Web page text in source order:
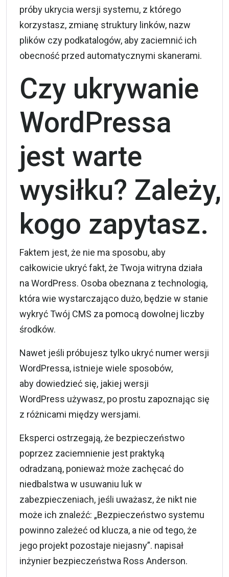
próby ukrycia wersji systemu, z którego
korzystasz, zmianę struktury linków, nazw
plików czy podkatalogów, aby zaciemnić ich
obecność przed automatycznymi skanerami.
Czy ukrywanie
WordPressa
jest warte
wysiłku? Zależy,
kogo zapytasz.
Faktem jest, że nie ma sposobu, aby
całkowicie ukryć fakt, że Twoja witryna działa
na WordPress. Osoba obeznana z technologią,
która wie wystarczająco dużo, będzie w stanie
wykryć Twój CMS za pomocą dowolnej liczby
środków.
Nawet jeśli próbujesz tylko ukryć numer wersji
WordPressa, istnieje wiele sposobów,
aby dowiedzieć się, jakiej wersji
WordPress używasz, po prostu zapoznając się
z różnicami między wersjami.
Eksperci ostrzegają, że bezpieczeństwo
poprzez zaciemnienie jest praktyką
odradzaną, ponieważ może zachęcać do
niedbalstwa w usuwaniu luk w
zabezpieczeniach, jeśli uważasz, że nikt nie
może ich znaleźć: „Bezpieczeństwo systemu
powinno zależeć od klucza, a nie od tego, że
jego projekt pozostaje niejasny”. napisał
inżynier bezpieczeństwa Ross Anderson.